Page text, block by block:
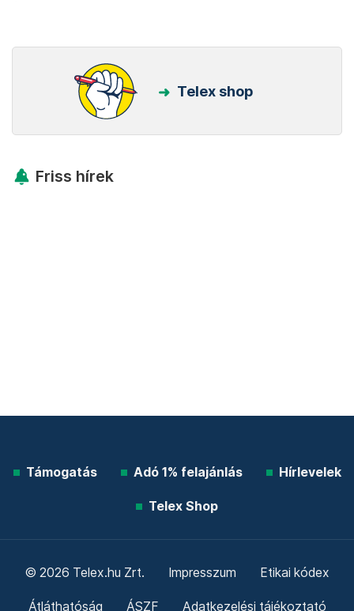
Telex shop
Friss hírek
Támogatás Adó 1% felajánlás Hírlevelek
Telex Shop
© 2026 Telex.hu Zrt. Impresszum Etikai kódex
Átláthatóság ÁSZF Adatkezelési tájékoztató